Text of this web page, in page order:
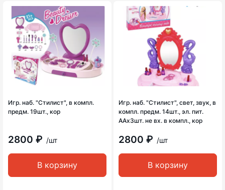
Игр. наб. "Стилист", в компл.
предм. 19шт., кор
2800 ₽ /шт
В корзину
Игр. наб. "Стилист", свет, звук, в
компл. предм. 14шт., эл. пит.
ААх3шт. не вх. в компл., кор
2800 ₽ /шт
В корзину